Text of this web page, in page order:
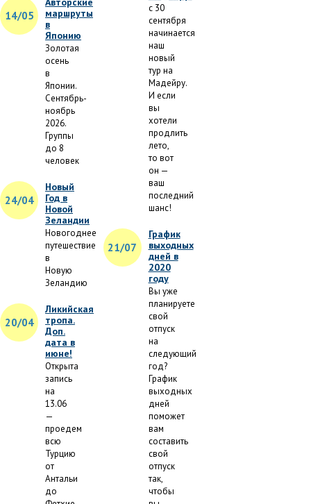
14/05
маршруты
в
Японию
Золотая
осень
в
Японии.
Сентябрь-
ноябрь
2026.
Группы
до 8
человек
24/04
Новый
Год в
Новой
Зеландии
Новогоднее
путешествие
в
Новую
Зеландию
20/04
Ликийская
тропа.
Доп.
дата в
июне!
Открыта
запись
на
13.06
—
проедем
всю
Турцию
от
Антальи
до
с 30
сентября
начинается
наш
новый
тур на
Мадейру.
И если
вы
хотели
продлить
лето,
то вот
он —
ваш
последний
шанс!
21/07
График
выходных
дней в
2020
году
Вы уже
планируете
свой
отпуск
на
следующий
год?
График
выходных
дней
поможет
вам
составить
свой
отпуск
так,
чтобы